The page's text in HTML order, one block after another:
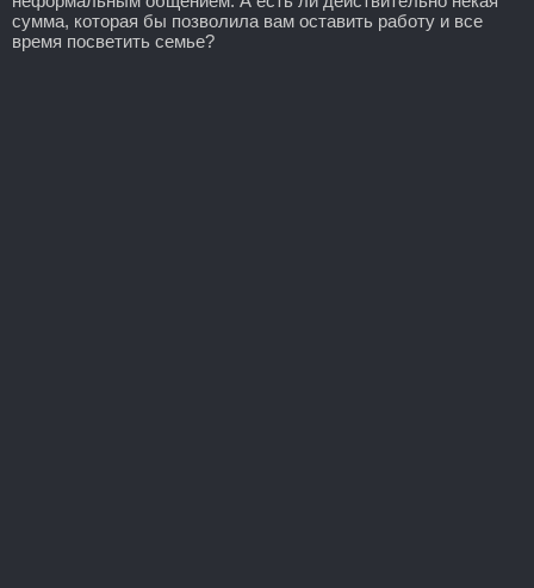
сумма, которая бы позволила вам оставить работу и все
время посветить семье?